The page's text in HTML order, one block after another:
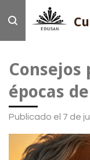
contenido
Consejos
épocas
Publicado el 7 de